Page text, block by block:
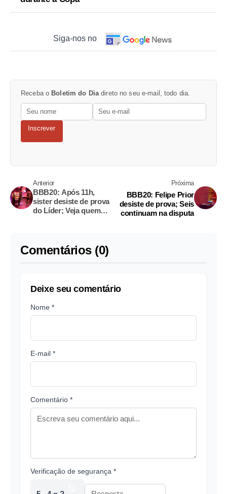
Siga-nos no
Receba o Boletim do Diadireto no seu e-mail, todo dia.
Inscrever
Anterior
BBB20: Após 11h,
sister desiste de prova
do Líder; Veja quem
Próxima
BBB20: Felipe Prior
desiste de prova; Seis
continuam na disputa
Comentários (0)
Deixe seu comentário
Nome *
E-mail *
Comentário *
Verificação de segurança *